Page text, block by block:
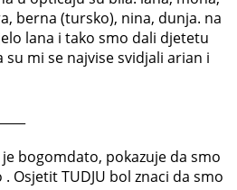
berna (tursko), nina, dunja. na
lana i tako smo dali djetetu
mi se najvise svidjali arian i
bogomdato, pokazuje da smo
Osjetit TUDJU bol znaci da smo